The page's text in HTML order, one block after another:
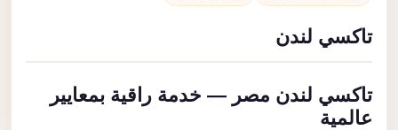
تاكسي لندن
تاكسي لندن مصر — خدمة راقية بمعايير
عالمية